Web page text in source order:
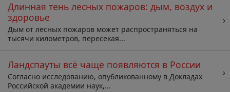
Длинная тень лесных пожаров: дым, воздух и
здоровье
Дым от лесных пожаров может распространяться на
тысячи километров, пересекая...
Ландспауты всё чаще появляются в России
Согласно исследованию, опубликованному в Докладах
Российской академии наук,...